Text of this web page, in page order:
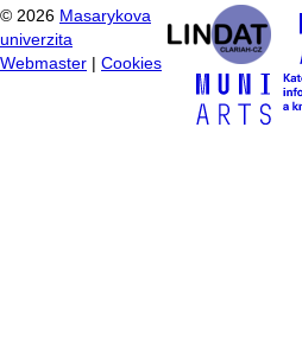
© 2026 Masarykova
univerzita
Webmaster | Cookies